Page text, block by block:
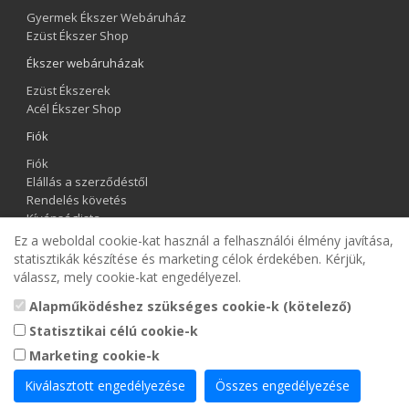
Gyermek Ékszer Webáruház
Ezüst Ékszer Shop
Ékszer webáruházak
Ezüst Ékszerek
Acél Ékszer Shop
Fiók
Fiók
Elállás a szerződéstől
Rendelés követés
Kívánságlista
Hírlevél
Gyermek Ékszer Shop
Ez a weboldal cookie-kat használ a felhasználói élmény javítása,
statisztikák készítése és marketing célok érdekében. Kérjük,
válassz, mely cookie-kat engedélyezel.
Alapműködéshez szükséges cookie-k (kötelező)
Statisztikai célú cookie-k
Marketing cookie-k
Kiválasztott engedélyezése
Összes engedélyezése